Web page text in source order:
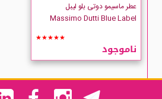
عطر ماسیمو دوتی بلو لیبل
Massimo Dutti Blue Label
★★★★★
ناموجود